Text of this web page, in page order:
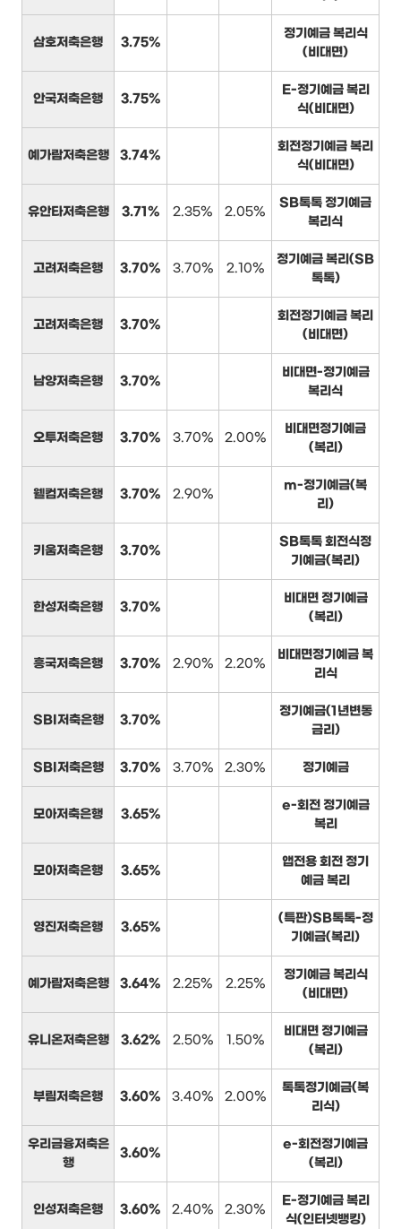
삼호저축은행 3.75%
정기예금 복리식
(비대면)
안국저축은행 3.75%
E-정기예금 복리
식(비대면)
예가람저축은행 3.74%
회전정기예금 복리
식(비대면)
유안타저축은행 3.71% 2.35% 2.05%
SB톡톡 정기예금
복리식
고려저축은행 3.70% 3.70% 2.10%
정기예금 복리(SB
톡톡)
고려저축은행 3.70%
회전정기예금 복리
(비대면)
남양저축은행 3.70%
비대면-정기예금
복리식
오투저축은행 3.70% 3.70% 2.00%
비대면정기예금
(복리)
웰컴저축은행 3.70% 2.90%
m-정기예금(복
리)
키움저축은행 3.70%
SB톡톡 회전식정
기예금(복리)
한성저축은행 3.70%
비대면 정기예금
(복리)
흥국저축은행 3.70% 2.90% 2.20%
비대면정기예금 복
리식
SBI저축은행 3.70%
정기예금(1년변동
금리)
SBI저축은행 3.70% 3.70% 2.30% 정기예금
모아저축은행 3.65%
e-회전 정기예금
복리
모아저축은행 3.65%
앱전용 회전 정기
예금 복리
영진저축은행 3.65%
(특판)SB톡톡-정
기예금(복리)
예가람저축은행 3.64% 2.25% 2.25%
정기예금 복리식
(비대면)
유니온저축은행 3.62% 2.50% 1.50%
비대면 정기예금
(복리)
부림저축은행 3.60% 3.40% 2.00%
톡톡정기예금(복
리식)
우리금융저축은
행
3.60%
e-회전정기예금
(복리)
인성저축은행 3.60% 2.40% 2.30%
E-정기예금 복리
식(인터넷뱅킹)